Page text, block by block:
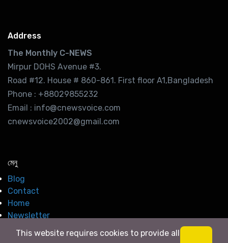
Address
The Monthly C-NEWS
Mirpur DOHS Avenue #3.
Road #12. House # 860-861. First floor A1,Bangladesh
Phone : +88029855232
Email : info@cnewsvoice.com
cnewsvoice2002@gmail.com
মেনু
Blog
Contact
Home
Newsletter
This website requires cookies to provide all